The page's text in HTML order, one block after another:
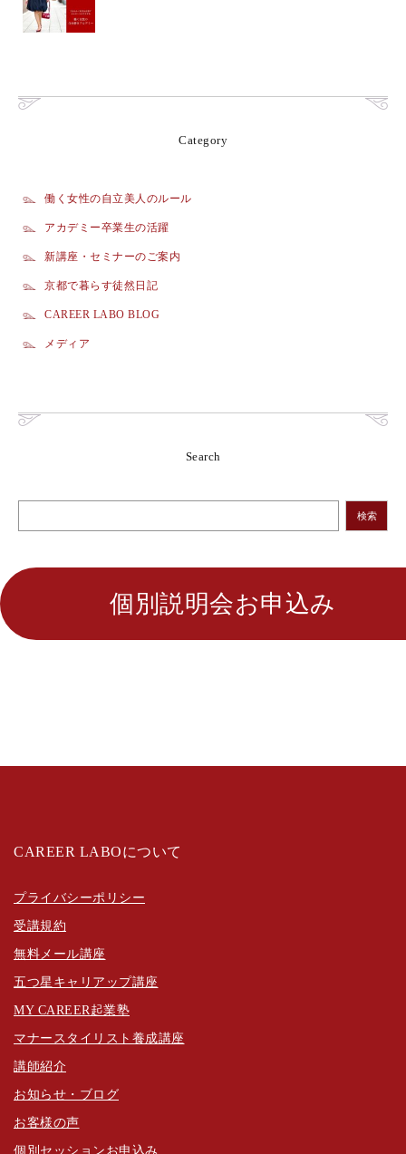
Category
働く女性の自立美人のルール
アカデミー卒業生の活躍
新講座・セミナーのご案内
京都で暮らす徒然日記
CAREER LABO BLOG
メディア
Search
検索
個別説明会お申込み
CAREER LABOについて
プライバシーポリシー
受講規約
無料メール講座
五つ星キャリアップ講座
MY CAREER起業塾
マナースタイリスト養成講座
講師紹介
お知らせ・ブログ
お客様の声
個別セッションお申込み